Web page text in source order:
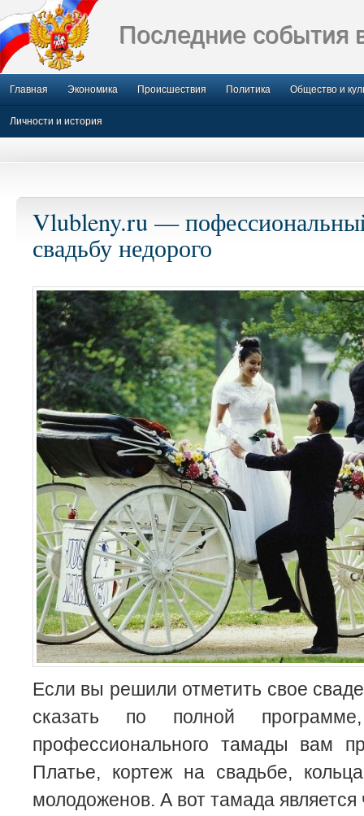
Последние события
Главная Экономика Происшествия Политика Общество и
Личности и история
Vlubleny.ru —
свадьбу недорого
Если вы решили отметить свое
сказать по полной
профессионального тамады вам
Платье, кортеж на свадьбе,
молодоженов. А вот тамада